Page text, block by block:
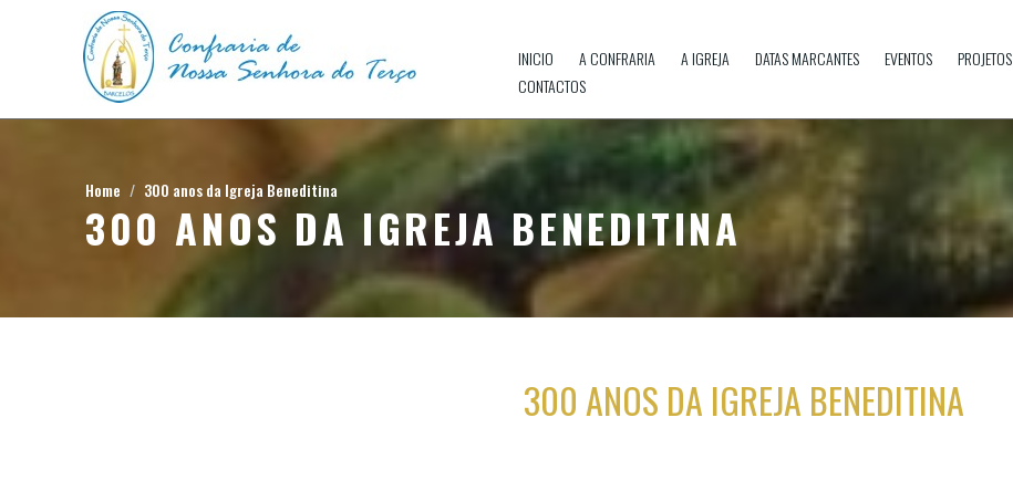
INICIO A CONFRARIA A IGREJA DATAS MARCANTES EVENTOS PROJETOS
CONTACTOS
Home 300 anos da Igreja Beneditina
300 ANOS DA IGREJA BENEDITINA
300 ANOS DA IGREJA BENEDITINA